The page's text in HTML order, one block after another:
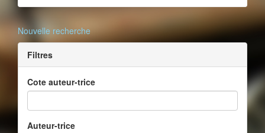
Nouvelle recherche
Filtres
Cote auteur-trice
Auteur-trice